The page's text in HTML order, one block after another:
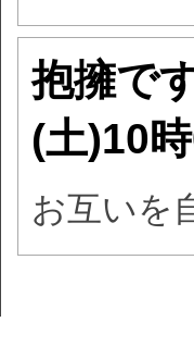
抱擁で
(土)10
お互いを